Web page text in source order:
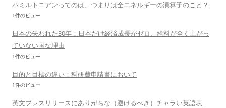
ハミルトニアンってのは、つまりは全エネルギーの演算子のこと？
1件のビュー
日本の失われた30年：日本だけ経済成長がゼロ、給料が全く上がっ
ていない国な理由
1件のビュー
目的と目標の違い：科研費申請書において
1件のビュー
英文プレスリリースにありがちな（避けるべき）チャラい英語表